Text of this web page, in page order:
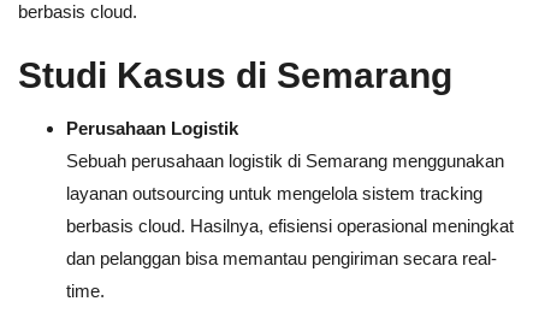
berbasis cloud.
Studi Kasus di Semarang
Perusahaan Logistik
Sebuah perusahaan logistik di Semarang menggunakan
layanan outsourcing untuk mengelola sistem tracking
berbasis cloud. Hasilnya, efisiensi operasional meningkat
dan pelanggan bisa memantau pengiriman secara real-
time.